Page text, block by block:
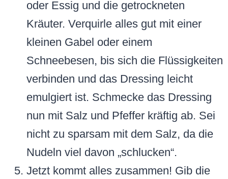
oder Essig und die getrockneten
Kräuter. Verquirle alles gut mit einer
kleinen Gabel oder einem
Schneebesen, bis sich die Flüssigkeiten
verbinden und das Dressing leicht
emulgiert ist. Schmecke das Dressing
nun mit Salz und Pfeffer kräftig ab. Sei
nicht zu sparsam mit dem Salz, da die
Nudeln viel davon „schlucken“.
Jetzt kommt alles zusammen! Gib die